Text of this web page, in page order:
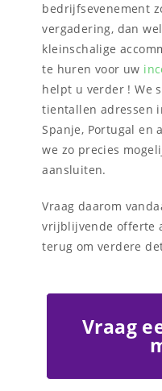
bedrijfsevenement
vergadering, dan
kleinschalige
te huren voor uw
helpt u verder ! We
tientallen adressen
Spanje, Portugal en
we zo precies
aansluiten.
Vraag daarom
vrijblijvende offerte
terug om verdere
Vraag